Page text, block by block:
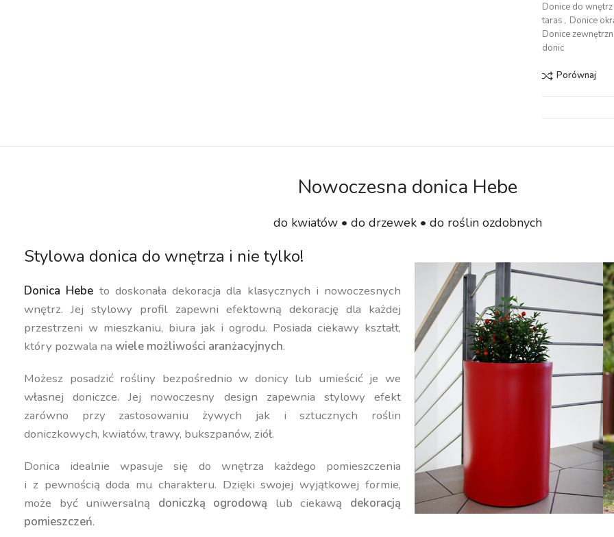
Donice do wnętrz
taras , Donice
Donice
donic
Porównaj
Nowoczesna donica Hebe
do kwiatów • do drzewek • do roślin ozdobnych
Stylowa donica do wnętrza i nie tylko!
Donica Hebe to doskonała dekoracja dla klasycznych i nowoczesnych
wnętrz. Jej stylowy profil zapewni efektowną dekorację dla każdej
przestrzeni w mieszkaniu, biura jak i ogrodu. Posiada ciekawy kształt,
który pozwala nawiele możliwości aranżacyjnych.
Możesz posadzić rośliny bezpośrednio w donicy lub umieścić je we
własnej doniczce. Jej nowoczesny design zapewnia stylowy efekt
zarówno przy zastosowaniu żywych jak i sztucznych roślin
doniczkowych, kwiatów, trawy, bukszpanów, ziół.
Donica idealnie wpasuje się do wnętrza każdego pomieszczenia
i z pewnością doda mu charakteru. Dzięki swojej wyjątkowej formie,
może być uniwersalną doniczką ogrodową lub ciekawą dekoracją
pomieszczeń.